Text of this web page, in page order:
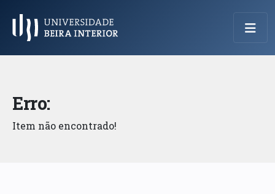
Menu Principal
Erro:
Item não encontrado!